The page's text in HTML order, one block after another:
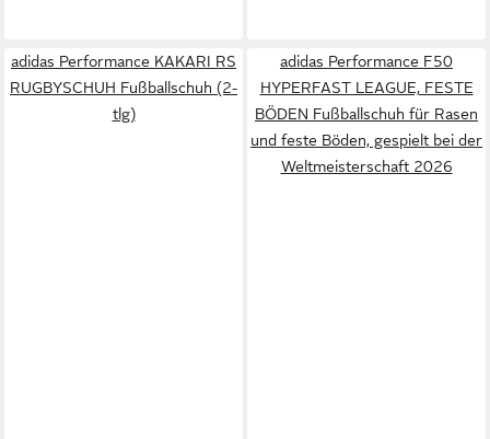
adidas Performance KAKARI RS
RUGBYSCHUH Fußballschuh (2-
tlg)
adidas Performance F50
HYPERFAST LEAGUE, FESTE
BÖDEN Fußballschuh für Rasen
und feste Böden, gespielt bei der
Weltmeisterschaft 2026